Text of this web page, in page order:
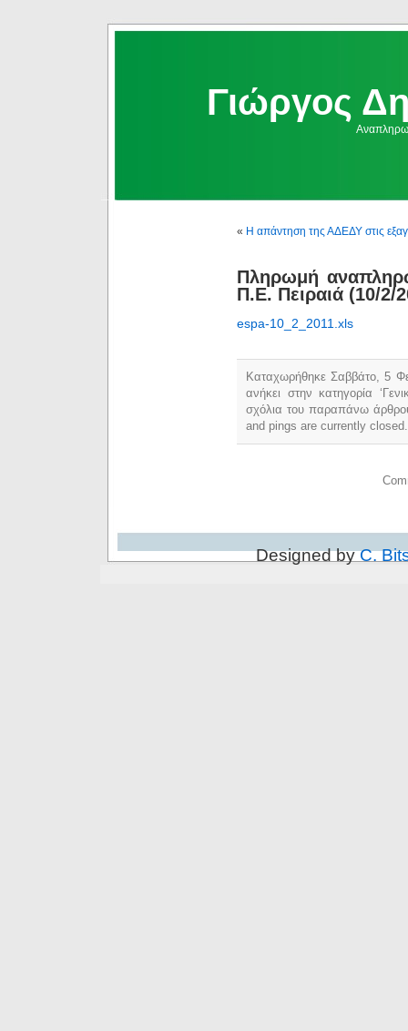
Γιώργος
« Η απάντηση της ΑΔΕΔΥ στις
Πληρωμή
Π.Ε. Πειραιά (10/2/
espa-10_2_2011.xls
Καταχωρήθηκε Σαββάτο, 5
ανήκει στην κατηγορία
σχόλια του παραπάνω
and pings are currently closed.
Designed byC.